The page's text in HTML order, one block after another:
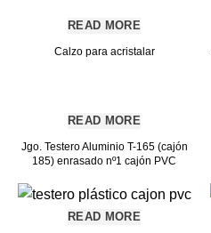
READ MORE
Calzo para acristalar
READ MORE
Jgo. Testero Aluminio T-165 (cajón
185) enrasado nº1 cajón PVC
READ MORE